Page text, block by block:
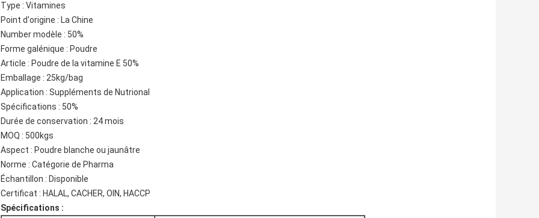
Type : Vitamines
Point d'origine : La Chine
Number modèle : 50%
Forme galénique : Poudre
Article : Poudre de la vitamine E 50%
Emballage : 25kg/bag
Application : Suppléments de Nutrional
Spécifications : 50%
Durée de conservation : 24 mois
MOQ : 500kgs
Aspect : Poudre blanche ou jaunâtre
Norme : Catégorie de Pharma
Échantillon : Disponible
Certificat : HALAL, CACHER, OIN, HACCP
Spécifications :